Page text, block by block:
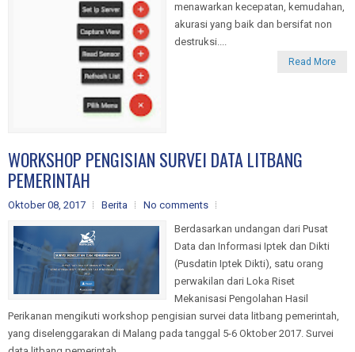
menawarkan kecepatan, kemudahan,
akurasi yang baik dan bersifat non
destruksi....
Read More
WORKSHOP PENGISIAN SURVEI DATA LITBANG
PEMERINTAH
Oktober 08, 2017 Berita
No comments
Berdasarkan undangan dari Pusat
Data dan Informasi Iptek dan Dikti
(Pusdatin Iptek Dikti), satu orang
perwakilan dari Loka Riset
Mekanisasi Pengolahan Hasil
Perikanan mengikuti workshop pengisian survei data litbang pemerintah,
yang diselenggarakan di Malang pada tanggal 5-6 Oktober 2017. Survei